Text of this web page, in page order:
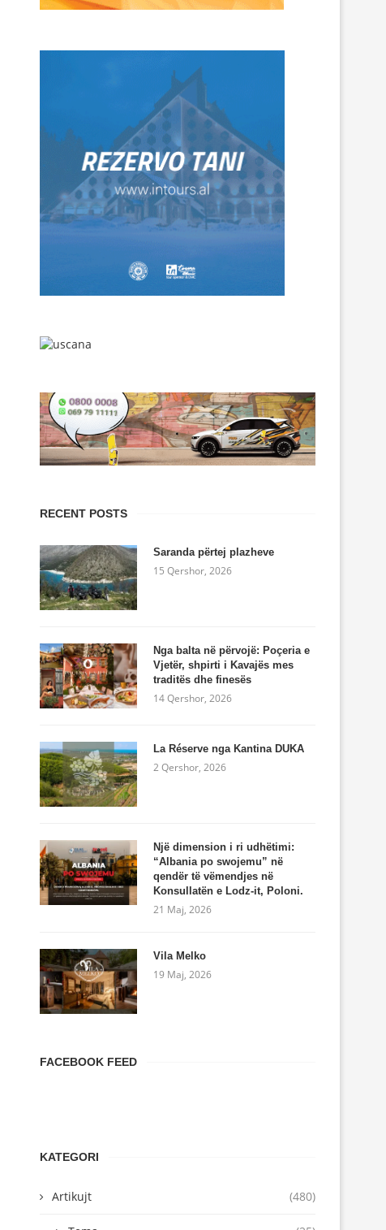
RECENT POSTS
Saranda përtej plazheve
15 Qershor, 2026
Nga balta në përvojë: Poçeria e
Vjetër, shpirti i Kavajës mes
traditës dhe finesës
14 Qershor, 2026
La Réserve nga Kantina DUKA
2 Qershor, 2026
Një dimension i ri udhëtimi:
“Albania po swojemu” në
qendër të vëmendjes në
Konsullatën e Lodz-it, Poloni.
21 Maj, 2026
Vila Melko
19 Maj, 2026
FACEBOOK FEED
KATEGORI
Artikujt (480)